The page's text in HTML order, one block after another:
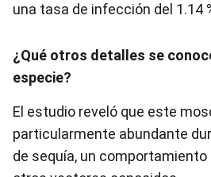
una tasa de infección del 1.14
¿Qué otros detalles se
especie?
El estudio reveló que este
particularmente abundante
de sequía, un